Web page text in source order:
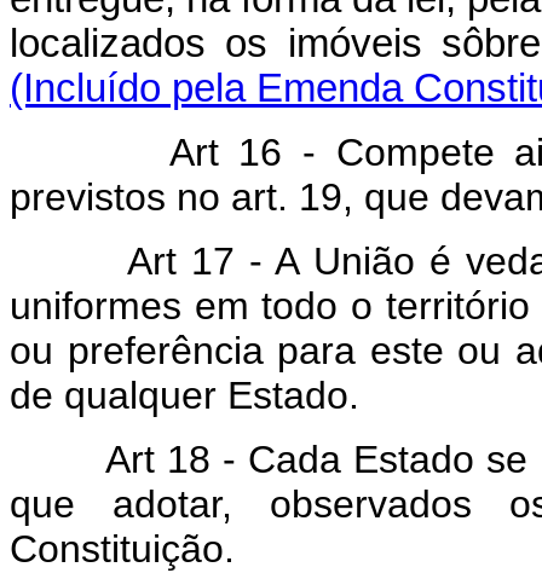
localizados os imóveis
(Incluído pela Emenda
Art 16 - Compete
previstos no art. 19, que
Art 17 - A União é
uniformes em todo o
ou preferência para este ou
de qualquer Estado.
Art 18 - Cada Estado
que adotar, observados
Constituição.